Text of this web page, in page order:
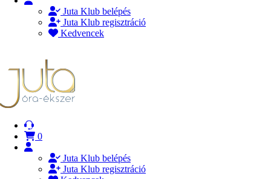
Juta Klub belépés
Juta Klub regisztráció
Kedvencek
0
Juta Klub belépés
Juta Klub regisztráció